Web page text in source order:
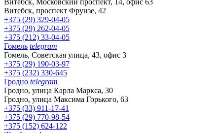
Витебск, Московский проспект, 14, офис 63
Витебск, проспект Фрунзе, 42
+375 (29) 329-04-05
+375 (29) 262-04-05
+375 (212) 33-04-05
Гомель telegram
Гомель, Советская улица, 43, офис 3
+375 (29) 190-03-97
+375 (232) 330-645
Гродно telegram
Гродно, улица Карла Маркса, 30
Гродно, улица Максима Горького, 63
+375 (33) 911-17-41
+375 (29) 770-98-54
+375 (152) 624-122